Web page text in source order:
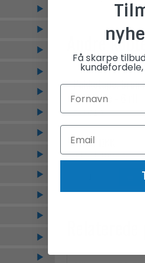
Andre
Pakketape, brun
Low noice - 6 rll
TAP010
74,00 DKK
(ekskl. moms)
Få skarpe